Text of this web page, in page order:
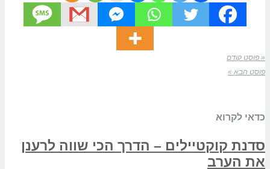
« פוסט קודם
פוסט הבא »
כדאי לקרוא
סדנת קוקטיילים – הדרך הכי שווה לרענן
את הערב